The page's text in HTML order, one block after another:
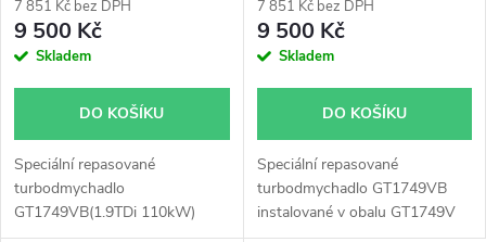
o
u
k
r
o
d
u
7 851 Kč bez DPH
9 500 Kč
Skladem
DO KOŠÍKU
Speciální repasované
turbodmychadlo
GT1749VB(1.9TDi 110kW)
instalované v obalu GT1749V
7 851 Kč bez DPH
9 500 Kč
Skladem
DO KOŠÍKU
Speciální repasované
turbodmychadlo GT1749VB
instalované v obalu GT1749V
(pro motory TDi 66-85KW).